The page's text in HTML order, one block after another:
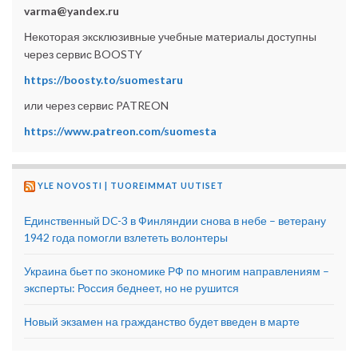
varma@yandex.ru
Некоторая эксклюзивные учебные материалы доступны
через сервис BOOSTY
https://boosty.to/suomestaru
или через сервис PATREON
https://www.patreon.com/suomesta
YLE NOVOSTI | TUOREIMMAT UUTISET
Единственный DC-3 в Финляндии снова в небе – ветерану
1942 года помогли взлететь волонтеры
Украина бьет по экономике РФ по многим направлениям –
эксперты: Россия беднеет, но не рушится
Новый экзамен на гражданство будет введен в марте